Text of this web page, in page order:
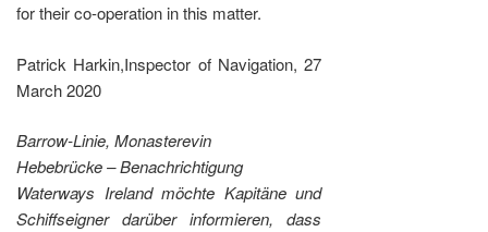
for their co-operation in this matter.
Patrick Harkin,Inspector of Navigation, 27
March 2020
Barrow-Linie, Monasterevin
Hebebrücke – Benachrichtigung
Waterways Ireland möchte Kapitäne und
Schiffseigner darüber informieren, dass